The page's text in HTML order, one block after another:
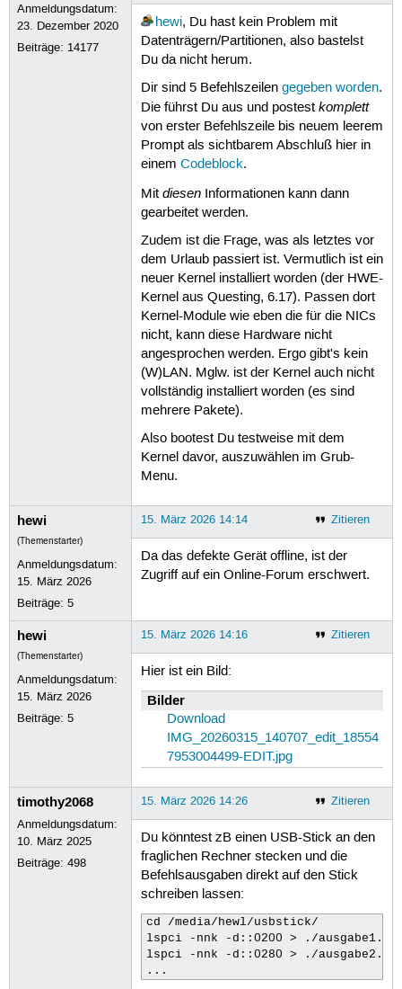
Anmeldungsdatum:
23. Dezember 2020
Beiträge: 14177
hewi, Du hast kein Problem mit
Datenträgern/Partitionen, also bastelst
Du da nicht herum.
Dir sind 5 Befehlszeilen gegeben worden.
Die führst Du aus und postest komplett
von erster Befehlszeile bis neuem leerem
Prompt als sichtbarem Abschluß hier in
einem Codeblock.
Mit diesenInformationen kann dann
gearbeitet werden.
Zudem ist die Frage, was als letztes vor
dem Urlaub passiert ist. Vermutlich ist ein
neuer Kernel installiert worden (der HWE-
Kernel aus Questing, 6.17). Passen dort
Kernel-Module wie eben die für die NICs
nicht, kann diese Hardware nicht
angesprochen werden. Ergo gibt's kein
(W)LAN. Mglw. ist der Kernel auch nicht
vollständig installiert worden (es sind
mehrere Pakete).
Also bootest Du testweise mit dem
Kernel davor, auszuwählen im Grub-
Menu.
hewi
(Themenstarter)
Anmeldungsdatum:
15. März 2026
Beiträge:5
Zitieren
15. März 2026 14:14
Da das defekte Gerät offline, ist der
Zugriff auf ein Online-Forum erschwert.
hewi
(Themenstarter)
Anmeldungsdatum:
15. März 2026
Beiträge:5
Zitieren
15. März 2026 14:16
Hier ist ein Bild:
Bilder
Download
IMG_20260315_140707_edit_18554
7953004499-EDIT.jpg
timothy2068
Anmeldungsdatum:
10. März 2025
Beiträge:498
Zitieren
15. März 2026 14:26
Du könntest zB einen USB-Stick an den
fraglichen Rechner stecken und die
Befehlsausgaben direkt auf den Stick
schreiben lassen:
cd /media/hewl/usbstick/
lspci -nnk -d::0200 > ./
lspci -nnk -d::0280 > ./
...